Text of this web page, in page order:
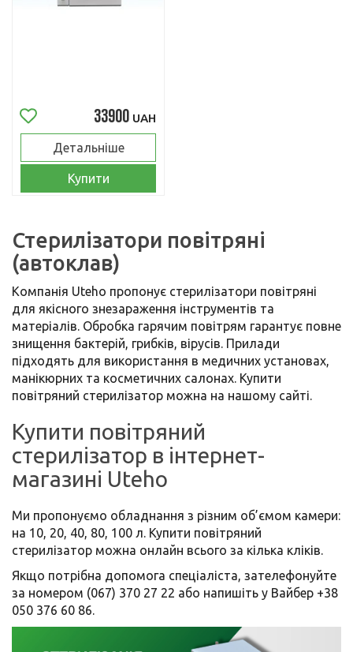
33900 UAH
Детальніше
Купити
Стерилізатори повітряні
(автоклав)
Компанія Uteho пропонує стерилізатори повітряні
для якісного знезараження інструментів та
матеріалів. Обробка гарячим повітрям гарантує повне
знищення бактерій, грибків, вірусів. Прилади
підходять для використання в медичних установах,
манікюрних та косметичних салонах. Купити
повітряний стерилізатор можна на нашому сайті.
Купити повітряний
стерилізатор в інтернет-
магазині Uteho
Ми пропонуємо обладнання з різним об’ємом камери:
на 10, 20, 40, 80, 100 л. Купити повітряний
стерилізатор можна онлайн всього за кілька кліків.
Якщо потрібна допомога спеціаліста, зателефонуйте
за номером (067) 370 27 22 або напишіть у Вайбер +38
050 376 60 86.